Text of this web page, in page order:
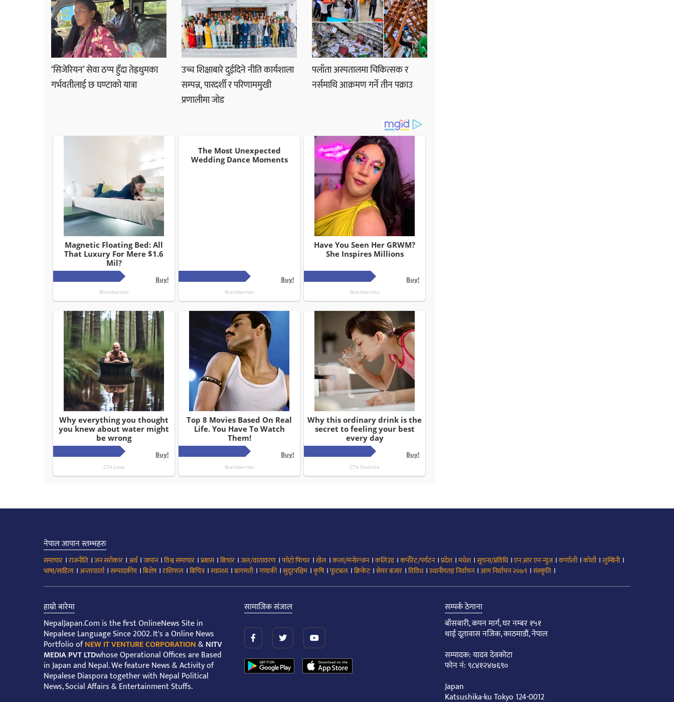
‘सिजेरियन’ सेवा ठप्प हुँदा तेह्रथुमका
गर्भवतीलाई छ घण्टाको यात्रा
उच्च शिक्षाबारे दुईदिने नीति कार्यशाला
सम्पन्न, पारदर्शी र परिणाममुखी
प्रणालीमा जोड
पलाँता अस्पतालमा चिकित्सक र
नर्समाथि आक्रमण गर्ने तीन पक्राउ
नेपाल जापान स्तम्भहरु
समाचार ।राजनीति ।जन सरोकार ।अर्थ।जापान।विश्व समाचार ।प्रबास।बिचार ।जल/वातावरण ।फोटो फिचर ।खेल ।कला/मनोरन्जन।कलिउड।कर्पोरेट/पर्यटन।प्रदेश।मधेश।सूचना/प्रविधि।एन आर एन न्युज।कर्णाली।कोशी।लुम्बिनी।
भाषा/साहित्य ।अन्तरवार्ता।सम्पादकीय ।बिशेष।राशिफल ।बिचित्र।स्वास्थ्य ।बागमती।गण्डकी।सुदूरपश्चिम ।कृषि।फूटबल ।क्रिकेट।सेयर बजार ।विविध।स्थानीयतह निर्वाचन।आम निर्वाचन २०७९ ।संस्कृति ।
हाम्रो बारेमा
NepalJapan.Com is the first OnlineNews Site in
Nepalese Language Since 2002. It's a Online News
Portfolio ofNEW IT VENTURE CORPORATION&NITV
MEDIA PVT LTDwhose Operational Offices are Based
in Japan and Nepal. We feature News & Activity of
Nepalese Diaspora together with Nepal Political
News, Social Affairs & Entertainment Stuffs.
सामाजिक संजाल
सम्पर्क ठेगाना
बाँसबारी, कपन मार्ग, घर नम्बर १५१
थाई दूतावास नजिक, काठमाडौं, नेपाल
सम्पादक: यादव देवकोटा
फोन नं: ९८४१२४७६९०
Japan
Katsushika-ku Tokyo 124-0012